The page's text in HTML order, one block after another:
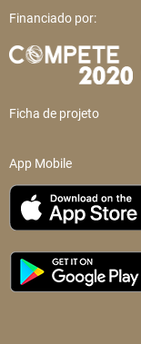
Financiado por:
Ficha de projeto
App Mobile